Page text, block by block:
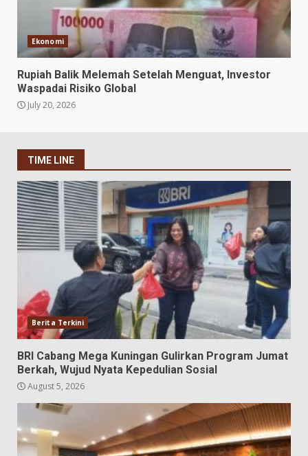
Ekonomi
Rupiah Balik Melemah Setelah Menguat, Investor
Waspadai Risiko Global
July 20, 2026
TIME LINE
Berita Terkini
BRI Cabang Mega Kuningan Gulirkan Program Jumat
Berkah, Wujud Nyata Kepedulian Sosial
August 5, 2026